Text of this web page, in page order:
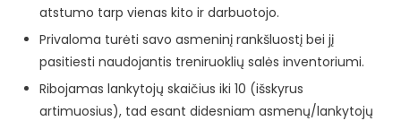
atstumo tarp vienas kito ir darbuotojo.
Privaloma turėti savo asmeninį rankšluostį bei jį
pasitiesti naudojantis treniruoklių salės inventoriumi.
Ribojamas lankytojų skaičius iki 10 (išskyrus
artimuosius), tad esant didesniam asmenų/lankytojų